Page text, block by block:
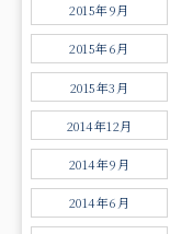
2015年9月
2015年6月
2015年3月
2014年12月
2014年9月
2014年6月